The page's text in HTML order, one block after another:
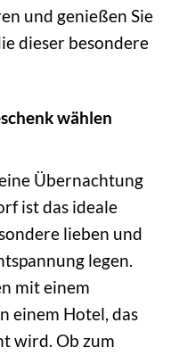
und genießen Sie
dieser besondere
wählen
Übernachtung
ist das ideale
lieben und
legen.
mit einem
einem Hotel, das
wird. Ob zum